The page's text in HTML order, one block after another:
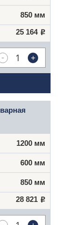
850 мм
25 164 Р
- +
1200 мм
600 мм
850 мм
28 821 Р